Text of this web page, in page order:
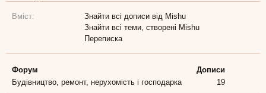
Вміст:
Знайти всі дописи від Mishu
Знайти всі теми, створені Mishu
Переписка
Форум
Дописи
Будівництво, ремонт, нерухомість і господарка
19